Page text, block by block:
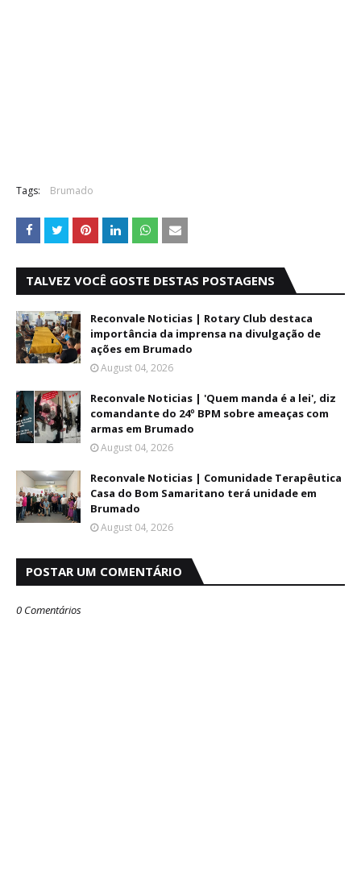
Tags: Brumado
TALVEZ VOCÊ GOSTE DESTAS POSTAGENS
Reconvale Noticias | Rotary Club destaca
importância da imprensa na divulgação de
ações em Brumado
August 04, 2026
Reconvale Noticias | 'Quem manda é a lei', diz
comandante do 24º BPM sobre ameaças com
armas em Brumado
August 04, 2026
Reconvale Noticias | Comunidade Terapêutica
Casa do Bom Samaritano terá unidade em
Brumado
August 04, 2026
POSTAR UM COMENTÁRIO
0 Comentários